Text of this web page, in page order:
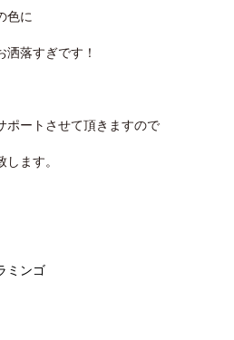
色に
洒落すぎです！
ポートさせて頂きますので
ます。
ミンゴ